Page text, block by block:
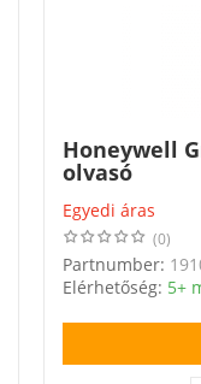
Honeywell
olvasó
Egyedi áras
(0)
Partnumber:
Elérhetőség: 5+